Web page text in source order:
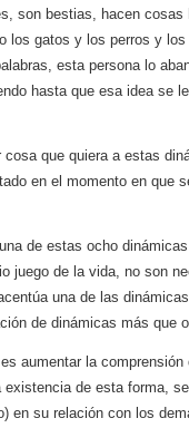
son bestias, hacen cosas
los gatos y los perros y
esta persona lo
hasta que esa idea se
que quiera a estas
en el momento en que
de estas ocho
juego de la vida, no son
una de las
de dinámicas más que
aumentar la
de esta forma,
en su relación con los